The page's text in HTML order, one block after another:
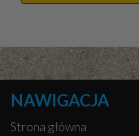
NAWIGACJA
Strona główna